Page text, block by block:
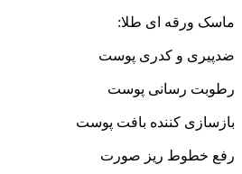
ماسک ورقه ای طلا:
ضدپیری و کدری پوست
رطوبت رسانی پوست
بازسازی کننده بافت پوست
رفع خطوط ریز صورت